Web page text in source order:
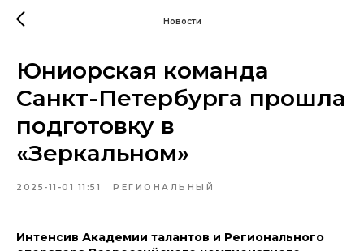
Новости
Юниорская команда
Санкт-Петербурга прошла
подготовку в
«Зеркальном»
2025-11-01 11:51 РЕГИОНАЛЬНЫЙ
Интенсив Академии талантов и Регионального